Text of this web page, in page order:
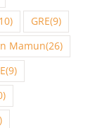
GRE(9)
Mamun(26)
(9)